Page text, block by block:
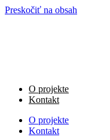
Preskočiť na obsah
O projekte
Kontakt
O projekte
Kontakt